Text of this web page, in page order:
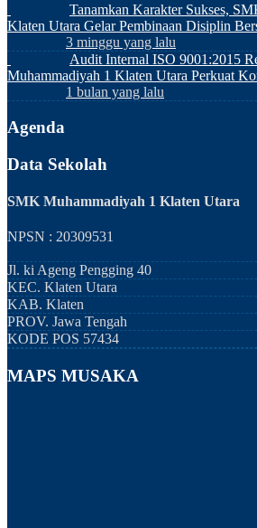
Tanamkan Karakter Sukses,
Klaten Utara Gelar Pembinaan Disiplin
3 minggu yang lalu
Audit Internal ISO 9001:2015
Muhammadiyah 1 Klaten Utara Perkuat
1 bulan yang lalu
Agenda
Data Sekolah
SMK Muhammadiyah 1 Klaten Utara
NPSN : 20309531
Jl. ki Ageng Pengging 40
KEC. Klaten Utara
KAB. Klaten
PROV. Jawa Tengah
KODE POS 57434
MAPS MUSAKA